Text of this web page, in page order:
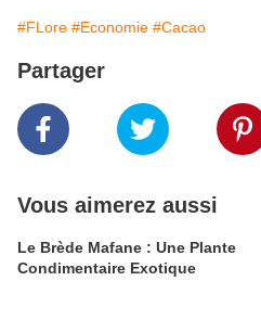
#FLore #Economie #Cacao
Partager
Vous aimerez aussi
Le Brède Mafane : Une Plante
Condimentaire Exotique